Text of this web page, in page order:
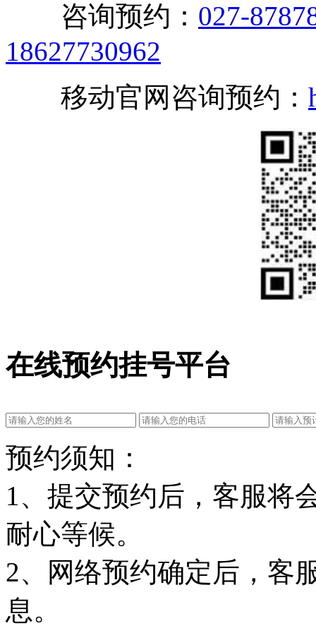
咨询预约： 027-
18627730962
移动官网咨询预约：
在线预约挂号平台
预约须知：
1、提交预约后，客服将
耐心等候。
2、网络预约确定后，客
息。